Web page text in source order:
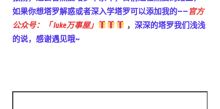
如果你想塔罗解惑或者深入学塔罗可以添加我的—— 官方
公众号：「 luke万事屋」
， 深深的塔罗我们浅浅
的说，感谢遇见哦~